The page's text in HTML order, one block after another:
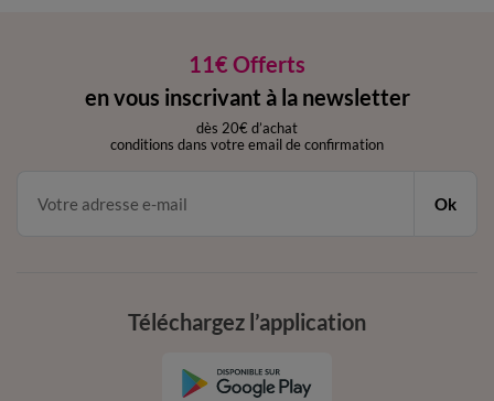
11€ Offerts
en vous inscrivant à la newsletter
dès 20€ d’achat
conditions dans votre email de confirmation
Ok
Téléchargez l’application